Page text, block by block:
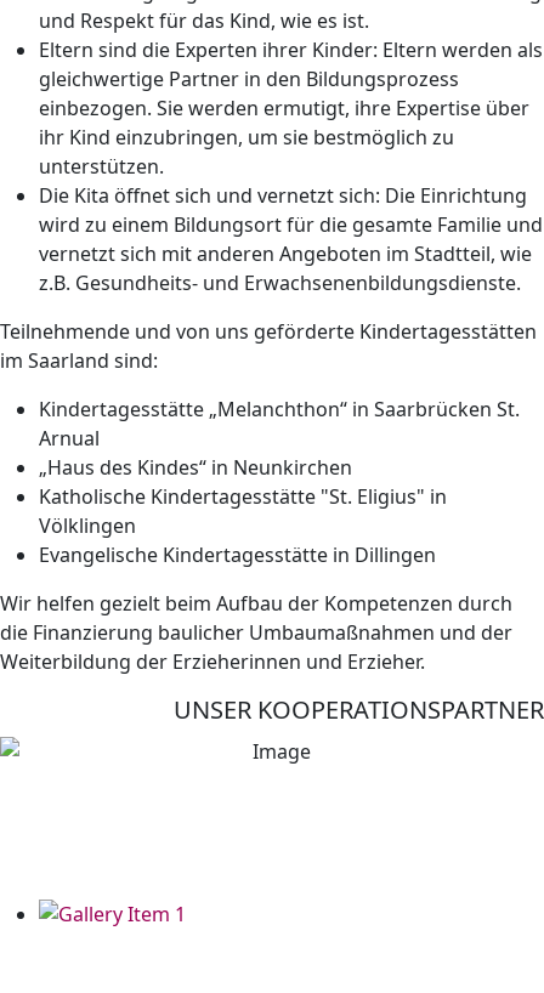
und Respekt für das Kind, wie es ist.
Eltern sind die Experten ihrer Kinder: Eltern werden als
gleichwertige Partner in den Bildungsprozess
einbezogen. Sie werden ermutigt, ihre Expertise über
ihr Kind einzubringen, um sie bestmöglich zu
unterstützen.
Die Kita öffnet sich und vernetzt sich: Die Einrichtung
wird zu einem Bildungsort für die gesamte Familie und
vernetzt sich mit anderen Angeboten im Stadtteil, wie
z.B. Gesundheits- und Erwachsenenbildungsdienste.
Teilnehmende und von uns geförderte Kindertagesstätten
im Saarland sind:
Kindertagesstätte „Melanchthon“ in Saarbrücken St.
Arnual
„Haus des Kindes“ in Neunkirchen
Katholische Kindertagesstätte "St. Eligius" in
Völklingen
Evangelische Kindertagesstätte in Dillingen
Wir helfen gezielt beim Aufbau der Kompetenzen durch
die Finanzierung baulicher Umbaumaßnahmen und der
Weiterbildung der Erzieherinnen und Erzieher.
UNSER KOOPERATIONSPARTNER